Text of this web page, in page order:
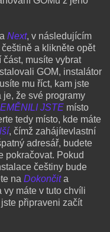
Next, v následujícím
a klikněte opět
musíte vybrat
GOM, instalátor
mu říct, kam jste
že své programy
JSTE místo
tedy místo, kde máte
, čímž zahájítevlastní
adresář, budete
pokračovat. Pokud
češtiny bude
na Dokončita
máte v tuto chvíli
připraveni začít